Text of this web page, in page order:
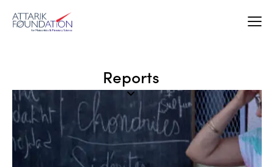
Reports